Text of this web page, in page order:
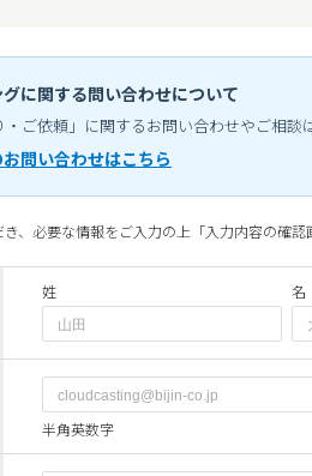
グに関する問い合わせについて
・ご依頼」に関するお問い合わせやご相談
問い合わせはこちら
、必要な情報をご入力の上「入力内容の確
姓 名
半角英数字